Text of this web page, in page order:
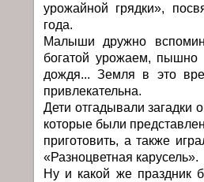
урожайной грядки»,
года.
Малыши дружно
богатой урожаем, пышно
дождя... Земля в это
привлекательна.
Дети отгадывали
которые были
приготовить, а также
«Разноцветная карусель».
Ну и какой же праздник